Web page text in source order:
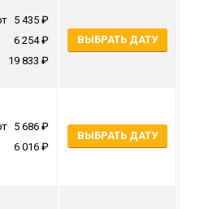
5 435
6 254
19 833
ВЫБРАТЬ ДАТУ
5 686
6 016
ВЫБРАТЬ ДАТУ